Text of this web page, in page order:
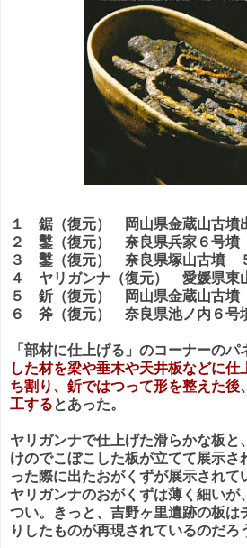
１ 鋸（復元） 岡山県金蔵山古
２ 鑿（復元） 奈良県兵家６号
３ 鑿（復元） 奈良県塚山古墳
４ ヤリガンナ（復元） 愛媛県東
５ 釿（復元） 岡山県金蔵山古
６ 斧（復元） 奈良県池ノ内６
「部材に仕上げる」のコーナーのパ
した材を梁や垂木や天井板などに仕
ち割り、釿ではつって形を整えた後
工するとあった。
ヤリガンナで仕上げた滑らかな板と
けのでこぼこした板が立てて展示さ
った際に出たおがくずが展示されて
ヤリガンナのおがくずは薄く細いが
つい。きっと、吉野ヶ里遺跡の板は
りしたものが再現されているのだろ